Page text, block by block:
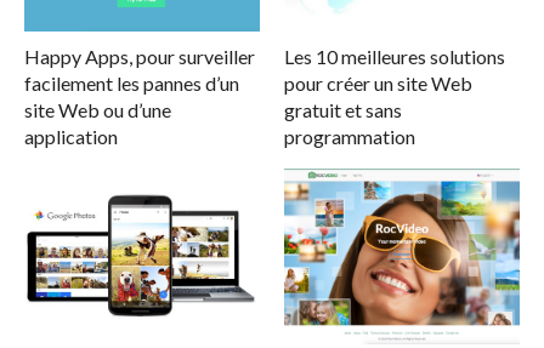
Happy Apps, pour surveiller
facilement les pannes d’un
site Web ou d’une
application
Les 10 meilleures solutions
pour créer un site Web
gratuit et sans
programmation